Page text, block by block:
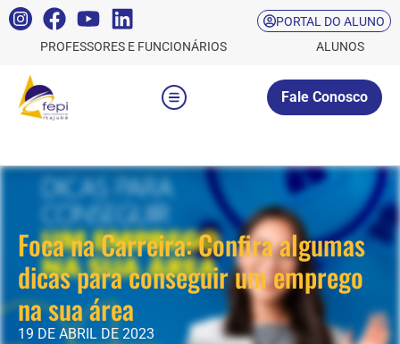
PORTAL DO ALUNO
PROFESSORES E FUNCIONÁRIOS
ALUNOS
Fale Conosco
Foca na Carreira: Confira algumas
dicas para conseguir um emprego
na sua área
19 DE ABRIL DE 2023